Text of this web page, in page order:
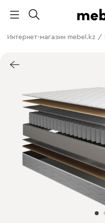
Интернет-магазин mebel.kz /